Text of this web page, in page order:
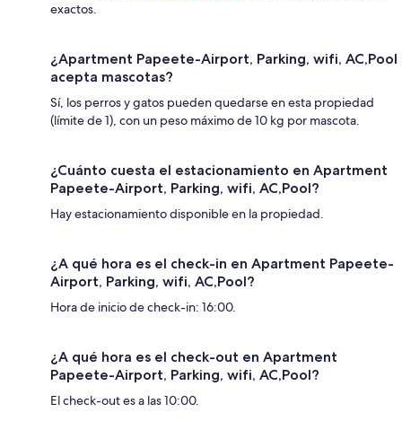
exactos.
¿Apartment Papeete-Airport, Parking, wifi, AC,Pool
acepta mascotas?
Sí, los perros y gatos pueden quedarse en esta propiedad
(límite de 1), con un peso máximo de 10 kg por mascota.
¿Cuánto cuesta el estacionamiento en Apartment
Papeete-Airport, Parking, wifi, AC,Pool?
Hay estacionamiento disponible en la propiedad.
¿A qué hora es el check-in en Apartment Papeete-
Airport, Parking, wifi, AC,Pool?
Hora de inicio de check-in: 16:00.
¿A qué hora es el check-out en Apartment
Papeete-Airport, Parking, wifi, AC,Pool?
El check-out es a las 10:00.